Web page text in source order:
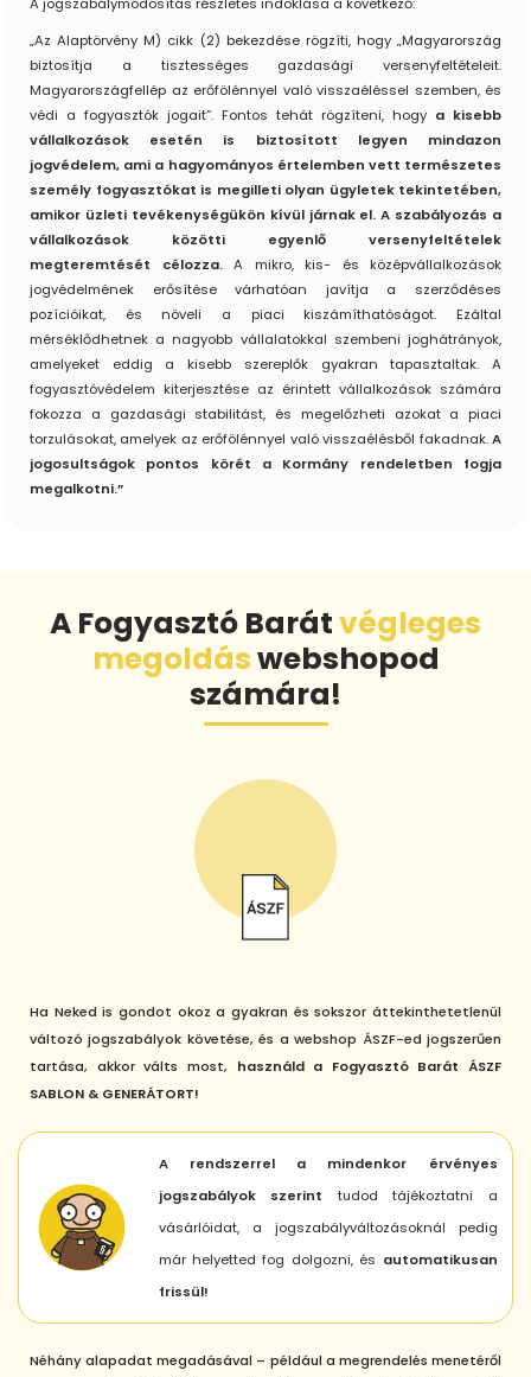
„Az Alaptörvény M) cikk (2) bekezdése rögzíti, hogy „Magyarország
biztosítja a tisztességes gazdasági versenyfeltételeit.
Magyarországfellép az erőfölénnyel való visszaéléssel szemben, és
védi a fogyasztók jogait”. Fontos tehát rögzíteni, hogy a kisebb
vállalkozások esetén is biztosított legyen mindazon
jogvédelem, ami a hagyományos értelemben vett természetes
személy fogyasztókat is megilleti olyan ügyletek tekintetében,
amikor üzleti tevékenységükön kívül járnak el. A szabályozás a
vállalkozások közötti egyenlő versenyfeltételek
megteremtését célozza.A mikro, kis- és középvállalkozások
jogvédelmének erősítése várhatóan javítja a szerződéses
pozícióikat, és növeli a piaci kiszámíthatóságot. Ezáltal
mérséklődhetnek a nagyobb vállalatokkal szembeni joghátrányok,
amelyeket eddig a kisebb szereplők gyakran tapasztaltak. A
fogyasztóvédelem kiterjesztése az érintett vállalkozások számára
fokozza a gazdasági stabilitást, és megelőzheti azokat a piaci
torzulásokat, amelyek az erőfölénnyel való visszaélésből fakadnak.A
jogosultságok pontos körét a Kormány rendeletben fogja
megalkotni.”
A Fogyasztó Barátvégleges
megoldáswebshopod
számára!
Ha Neked is gondot okoz a gyakran és sokszor áttekinthetetlenül
változó jogszabályok követése, és a webshop ÁSZF-ed jogszerűen
tartása, akkor válts most, használd a Fogyasztó Barát ÁSZF
SABLON & GENERÁTORT!
A rendszerrel a mindenkor érvényes
jogszabályok szerint tudod tájékoztatni a
vásárlóidat, a jogszabályváltozásoknál pedig
már helyetted fog dolgozni, és automatikusan
frissül!
Néhány alapadat megadásával – például a megrendelés menetéről